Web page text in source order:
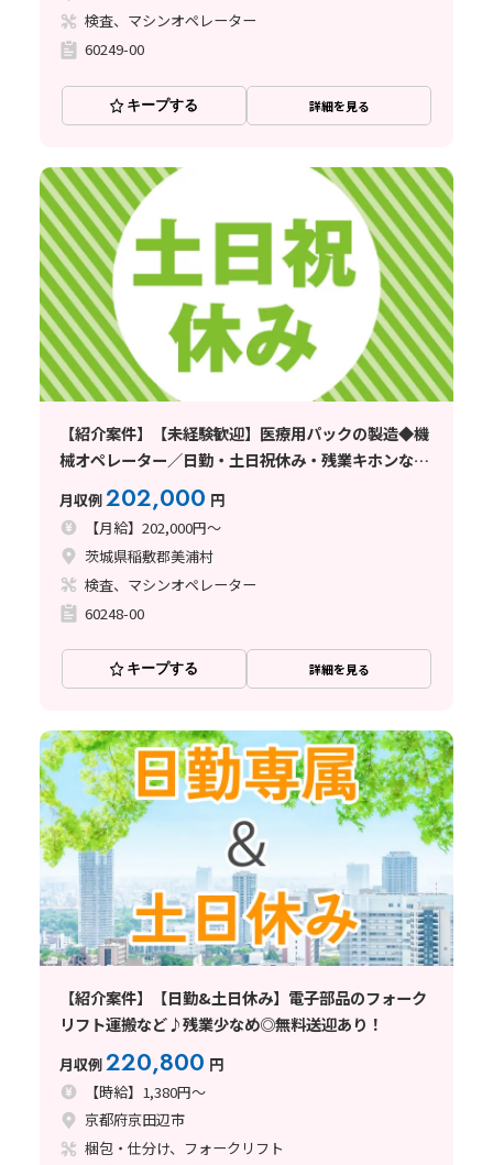
検査、マシンオペレーター
60249-00
キープする 詳細を見る
【紹介案件】【未経験歓迎】医療用パックの製造◆機
械オペレーター／日勤・土日祝休み・残業キホンな
月収例202,000 円
【月給】202,000円～
茨城県稲敷郡美浦村
検査、マシンオペレーター
60248-00
キープする 詳細を見る
【紹介案件】【日勤&土日休み】電子部品のフォーク
リフト運搬など♪残業少なめ◎無料送迎あり！
月収例220,800 円
【時給】1,380円～
京都府京田辺市
梱包・仕分け、フォークリフト